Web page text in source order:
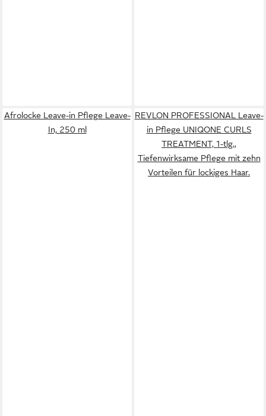
Afrolocke Leave-in Pflege Leave-
In, 250 ml
REVLON PROFESSIONAL Leave-
in Pflege UNIQONE CURLS
TREATMENT, 1-tlg.,
Tiefenwirksame Pflege mit zehn
Vorteilen für lockiges Haar.